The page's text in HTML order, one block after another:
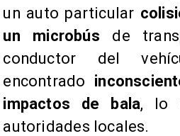
un auto particular
un microbús de
conductor del
encontrado
impactos de bala, lo
autoridades locales.